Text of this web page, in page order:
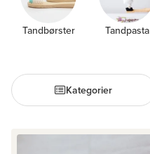
Tandbørster Tandpasta
Kategorier